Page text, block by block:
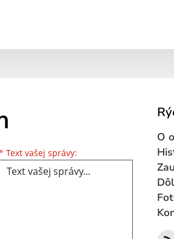
Text vašej správy: Text vašej správy...
O